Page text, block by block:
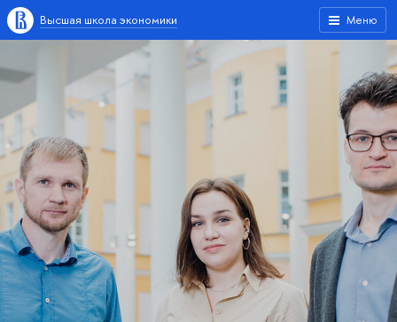
Меню
Высшая школа экономики